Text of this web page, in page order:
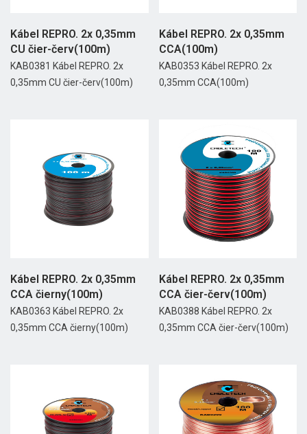
Kábel REPRO. 2x 0,35mm
CU čier-červ(100m)
KAB0381 Kábel REPRO. 2x
0,35mm CU čier-červ(100m)
Kábel REPRO. 2x 0,35mm
CCA(100m)
KAB0353 Kábel REPRO. 2x
0,35mm CCA(100m)
Kábel REPRO. 2x 0,35mm
CCA čierny(100m)
KAB0363 Kábel REPRO. 2x
0,35mm CCA čierny(100m)
Kábel REPRO. 2x 0,35mm
CCA čier-červ(100m)
KAB0388 Kábel REPRO. 2x
0,35mm CCA čier-červ(100m)